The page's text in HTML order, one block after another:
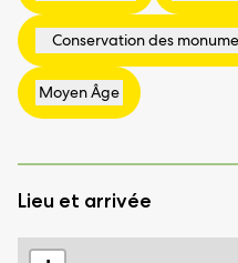
Lieu et arrivée